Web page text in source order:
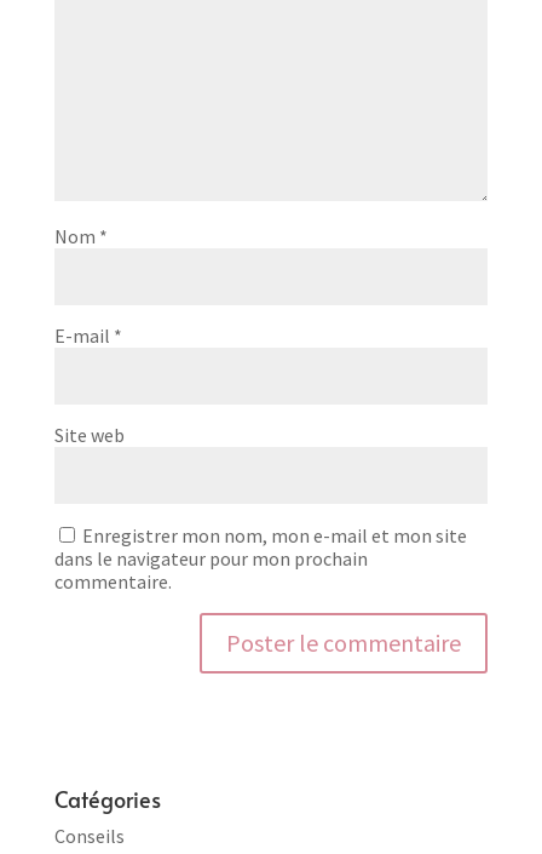
Nom *
E-mail *
Site web
Enregistrer mon nom, mon e-mail et mon site
dans le navigateur pour mon prochain
commentaire.
Catégories
Conseils